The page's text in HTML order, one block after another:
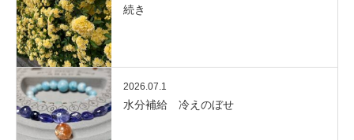
続き
2026.07.1
水分補給 冷えのぼせ